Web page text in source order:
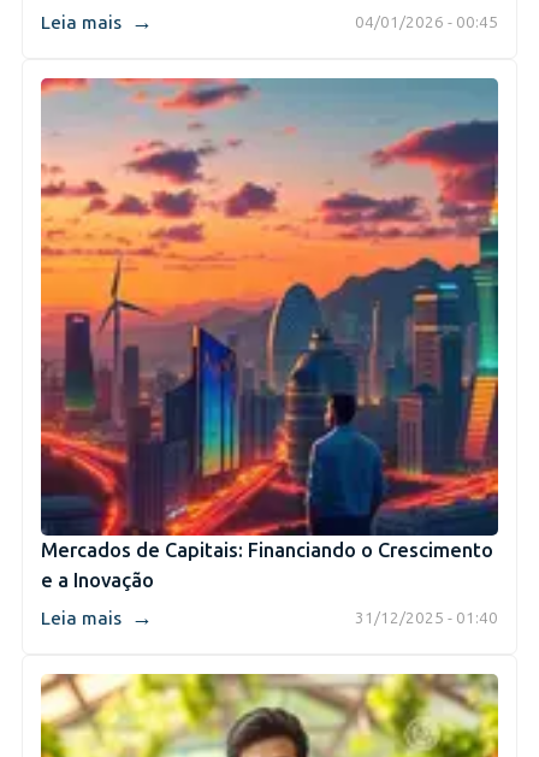
04/01/2026 - 00:45
Leia mais →
Mercados de Capitais: Financiando o Crescimento
e a Inovação
31/12/2025 - 01:40
Leia mais →